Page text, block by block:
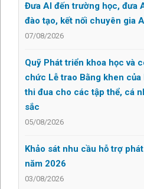
Đưa AI đến trường học, đưa
đào tạo, kết nối chuyên gia
07/08/2026
Quỹ Phát triển khoa học và
chức Lễ trao Bằng khen
thi đua cho các tập thể, cá
sắc
05/08/2026
Khảo sát nhu cầu hỗ trợ
năm 2026
03/08/2026